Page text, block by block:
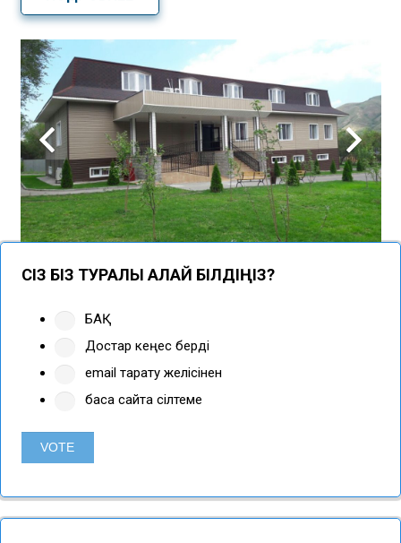
СІЗ БІЗ ТУРАЛЫ ҚАЛАЙ БІЛДІҢІЗ?
БАҚ
Достар кеңес берді
email тарату желісінен
басқа сайтқа сілтеме